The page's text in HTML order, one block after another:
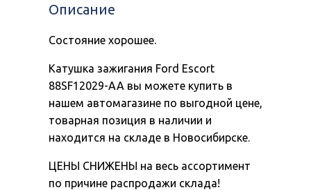
Описание
Состояние хорошее.
Катушка зажигания Ford Escort
88SF12029-AA вы можете купить в
нашем автомагазине по выгодной цене,
товарная позиция в наличии и
находится на складе в Новосибирске.
ЦЕНЫ СНИЖЕНЫ на весь ассортимент
по причине распродажи склада!